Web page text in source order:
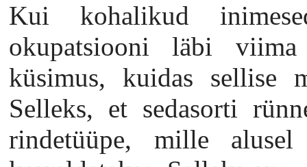
Kui kohalikud
okupatsiooni läbi
küsimus, kuidas sellise
Selleks, et sedasorti
rindetüüpe, mille alusel